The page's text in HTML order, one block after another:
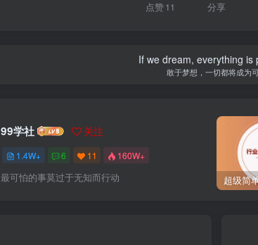
点赞11 分享
If we dream, everything is
敢于梦想，一切都将成为
99学社 关注
1.4W+ 6 11 160W+
最可怕的事莫过于无知而行动